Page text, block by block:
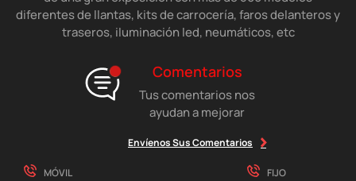
diferentes de llantas, kits de carrocería, faros delanteros y
traseros, iluminación led, neumáticos, etc
Comentarios
Tus comentarios nos
ayudan a mejorar
Envíenos Sus Comentarios
MÓVIL FIJO